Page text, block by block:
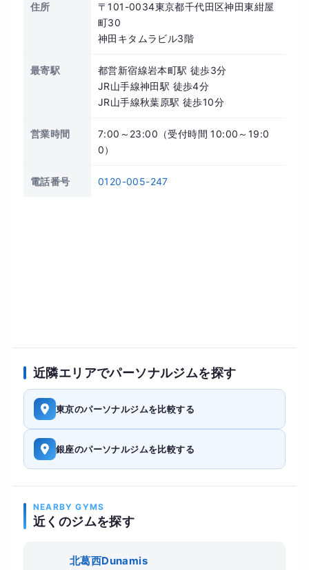
住所
〒101-0034東京都千代田区神田東紺屋
町30
神田キタムラビル3階
最寄駅
都営新宿線岩本町駅 徒歩3分
JR山手線神田駅 徒歩4分
JR山手線秋葉原駅 徒歩10分
営業時間
7:00～23:00（受付時間 10:00～19:0
0）
電話番号 0120-005-247
近隣エリアでパーソナルジムを探す
東京のパーソナルジムを比較する
銀座のパーソナルジムを比較する
NEARBY GYMS
近くのジムを探す
北葛西Dunamis